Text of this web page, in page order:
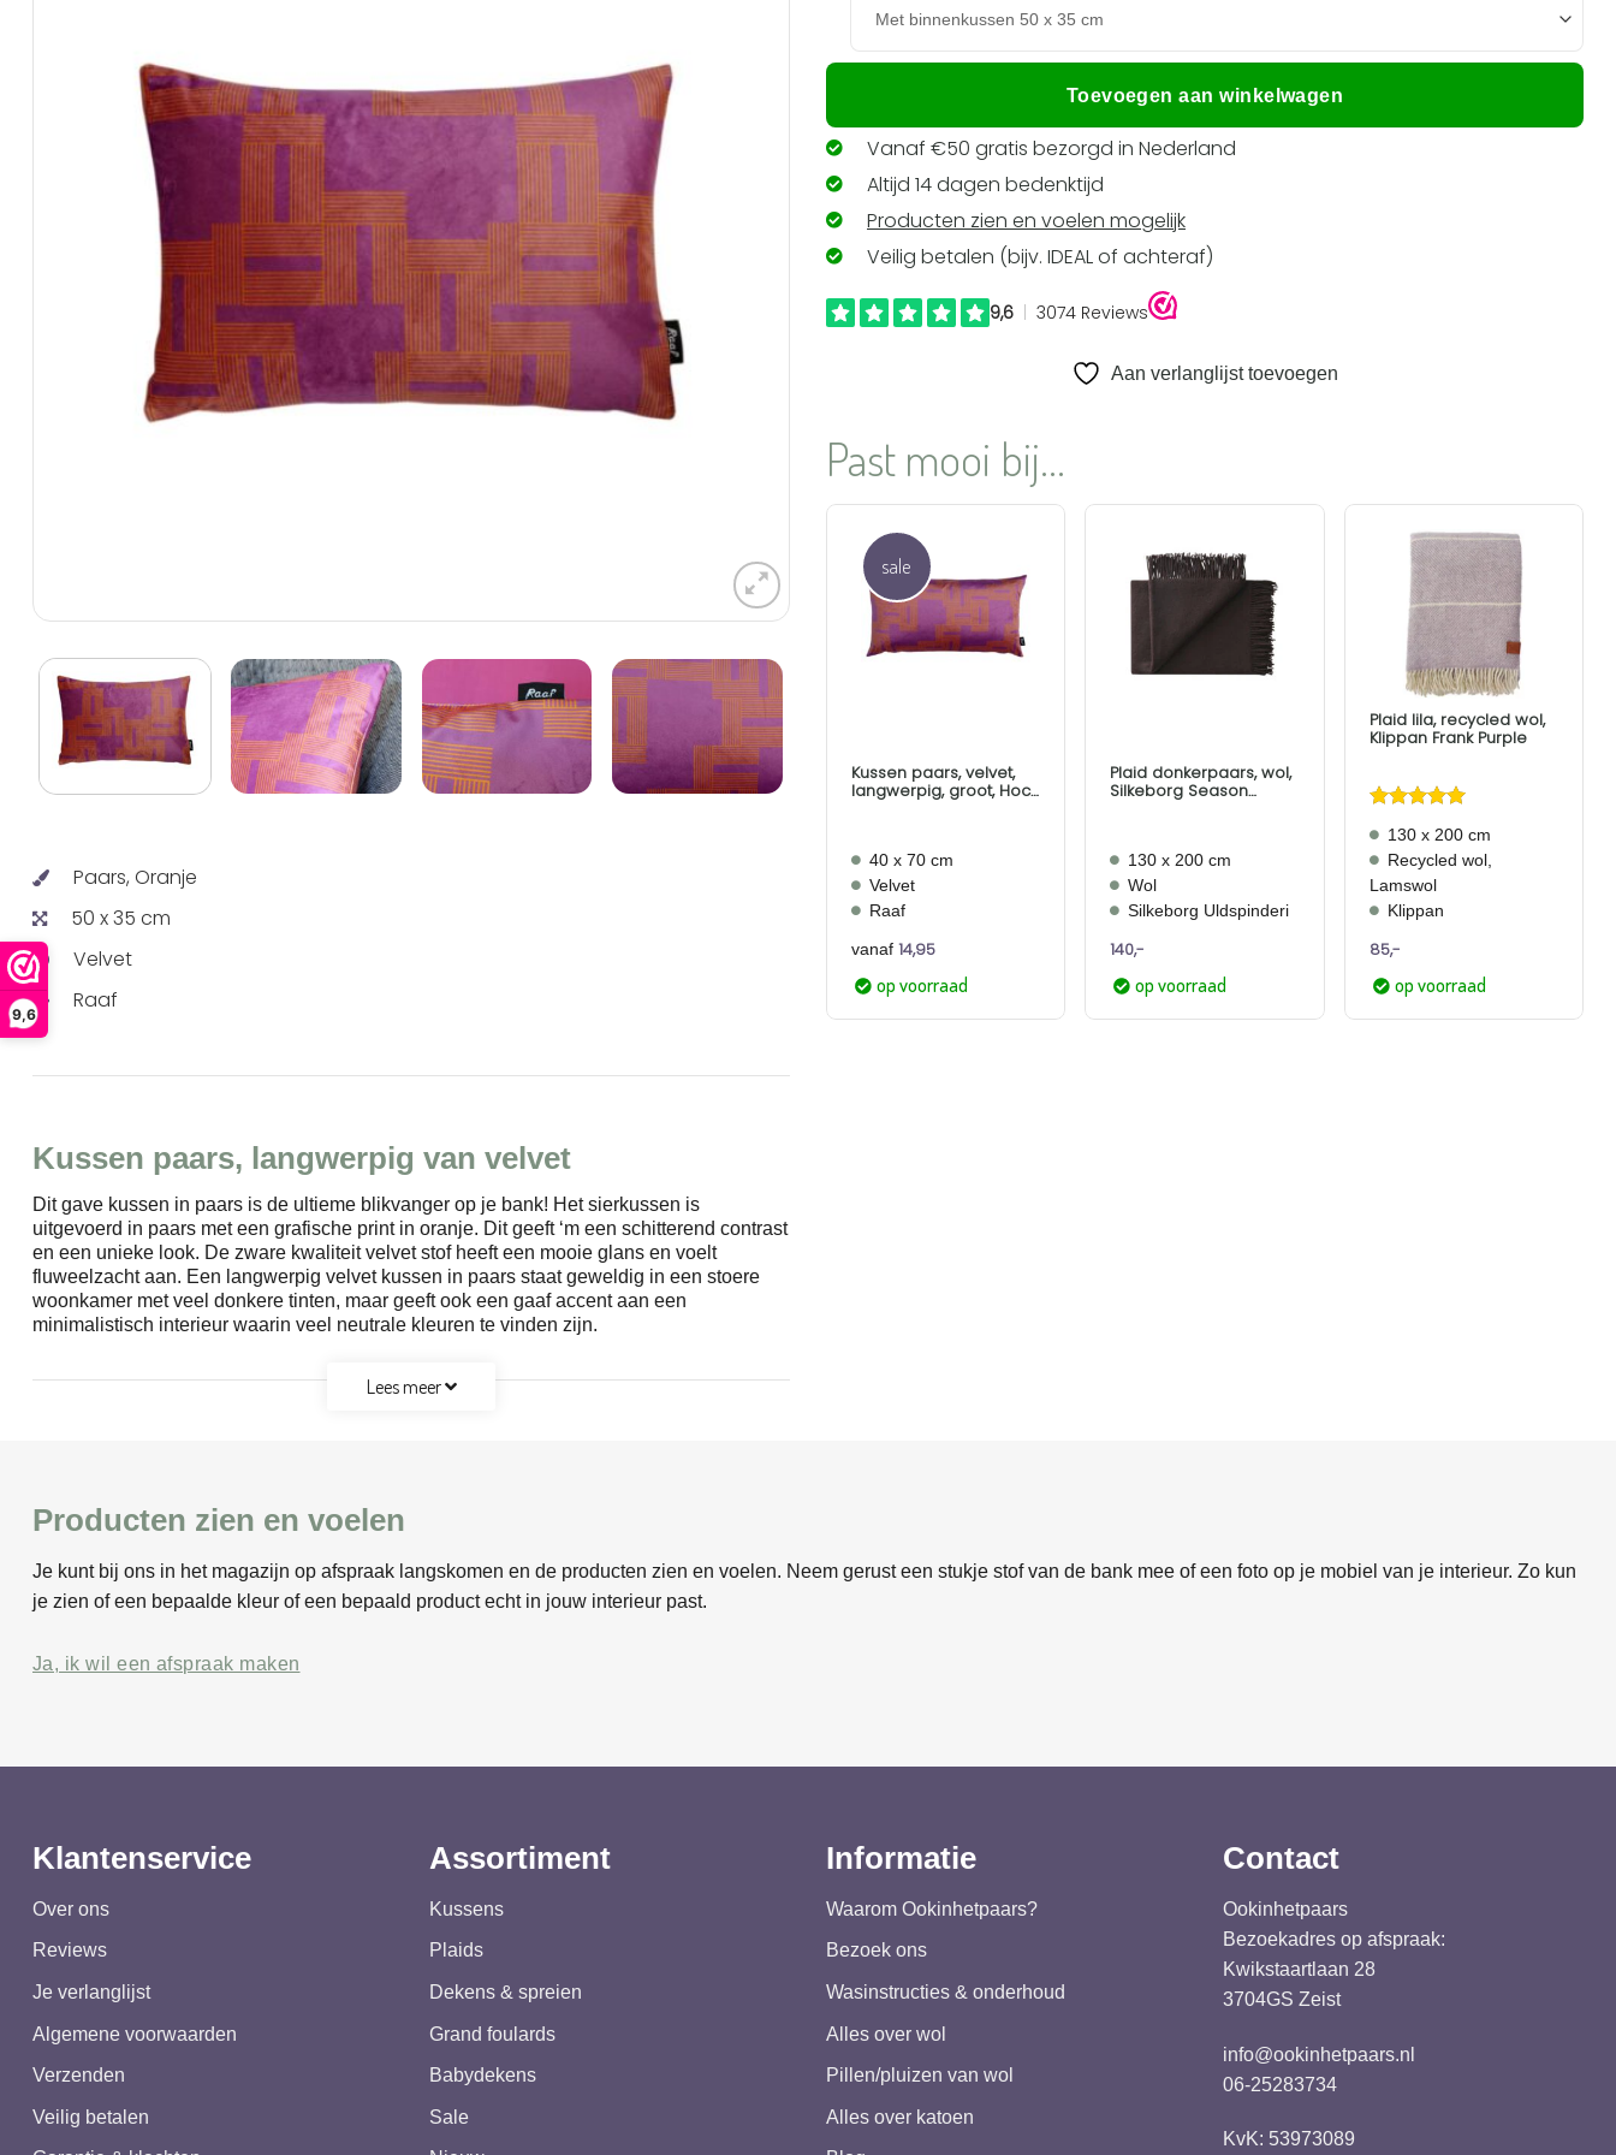
9,6
Paars, Oranje
50 x 35 cm
Velvet
Raaf
Kussen paars, langwerpig van velvet
Dit gave kussen in paars is de ultieme blikvanger op je bank! Het sierkussen is
uitgevoerd in paars met een grafische print in oranje. Dit geeft ‘m een schitterend contrast
en een unieke look. De zware kwaliteit velvet stof heeft een mooie glans en voelt
fluweelzacht aan. Een langwerpig velvet kussen in paars staat geweldig in een stoere
woonkamer met veel donkere tinten, maar geeft ook een gaaf accent aan een
minimalistisch interieur waarin veel neutrale kleuren te vinden zijn.
Lees meer
Toevoegen aan winkelwagen
Vanaf €50 gratis bezorgd in Nederland
Altijd 14 dagen bedenktijd
Producten zien en voelen mogelijk
Veilig betalen (bijv. IDEAL of achteraf)
Aan verlanglijst toevoegen
Past mooi bij...
sale
Aan
verlanglijst
toevoegen
Kussen paars, velvet,
langwerpig, groot, Hock,
40 x 70 cm
Velvet
Raaf
vanaf 14,95
op voorraad
Aan
verlanglijst
toevoegen
Plaid donkerpaars, wol,
Silkeborg Season
130 x 200 cm
Wol
Silkeborg Uldspinderi
140,-
op voorraad
Aan
verlanglijst
toevoegen
Plaid lila, recycled wol,
Klippan Frank Purple
Gewaardeerd
5uit 5
130 x 200 cm
Recycled wol,
Lamswol
Klippan
85,-
op voorraad
Producten zien en voelen
Je kunt bij ons in het magazijn op afspraak langskomen en de producten zien en voelen. Neem gerust een stukje stof van de bank mee of een foto op je mobiel van je interieur. Zo kun
je zien of een bepaalde kleur of een bepaald product echt in jouw interieur past.
Ja, ik wil een afspraak maken
Klantenservice
Over ons
Reviews
Je verlanglijst
Algemene voorwaarden
Verzenden
Veilig betalen
Assortiment
Kussens
Plaids
Dekens & spreien
Grand foulards
Babydekens
Sale
Informatie
Waarom Ookinhetpaars?
Bezoek ons
Wasinstructies & onderhoud
Alles over wol
Pillen/pluizen van wol
Alles over katoen
Contact
Ookinhetpaars
Bezoekadres op afspraak:
Kwikstaartlaan 28
3704GS Zeist
info@ookinhetpaars.nl
06-25283734
KvK: 53973089